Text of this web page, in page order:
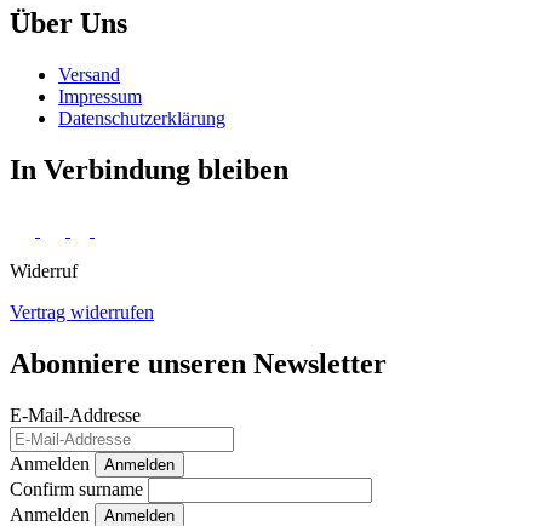
Über Uns
Versand
Impressum
Daten­schutz­erklärung
In Verbindung bleiben
Widerruf
Vertrag widerrufen
Abonniere unseren Newsletter
E-Mail-Addresse
Anmelden Anmelden
Confirm surname
Anmelden